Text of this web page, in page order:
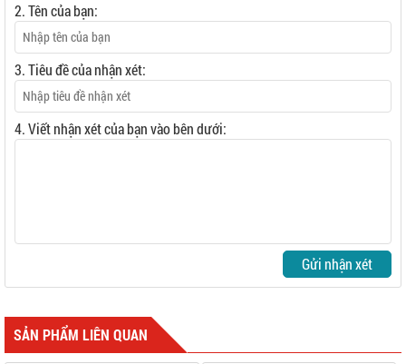
2. Tên của bạn:
3. Tiêu đề của nhận xét:
4. Viết nhận xét của bạn vào bên dưới:
Gửi nhận xét
SẢN PHẨM LIÊN QUAN